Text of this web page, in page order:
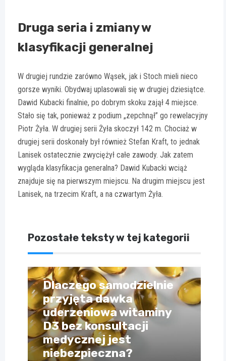
Druga seria i zmiany w
klasyfikacji generalnej
W drugiej rundzie zarówno Wąsek, jak i Stoch mieli nieco
gorsze wyniki. Obydwaj uplasowali się w drugiej dziesiątce.
Dawid Kubacki finalnie, po dobrym skoku zajął 4 miejsce.
Stało się tak, ponieważ z podium „zepchnął” go rewelacyjny
Piotr Żyła. W drugiej serii Żyła skoczył 142 m. Chociaż w
drugiej serii doskonały był również Stefan Kraft, to jednak
Lanisek ostatecznie zwyciężył całe zawody. Jak zatem
wygląda klasyfikacja generalna? Dawid Kubacki wciąż
znajduje się na pierwszym miejscu. Na drugim miejscu jest
Lanisek, na trzecim Kraft, a na czwartym Żyła.
Pozostałe teksty w tej kategorii
Dlaczego samodzielnie
przyjęta dawka
uderzeniowa witaminy
D3 bez konsultacji
medycznej jest
niebezpieczna?